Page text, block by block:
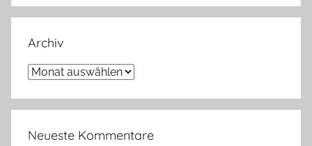
Archiv
Archiv
Neueste Kommentare